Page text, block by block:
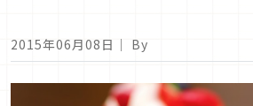
2015年06月08日 ｜ By